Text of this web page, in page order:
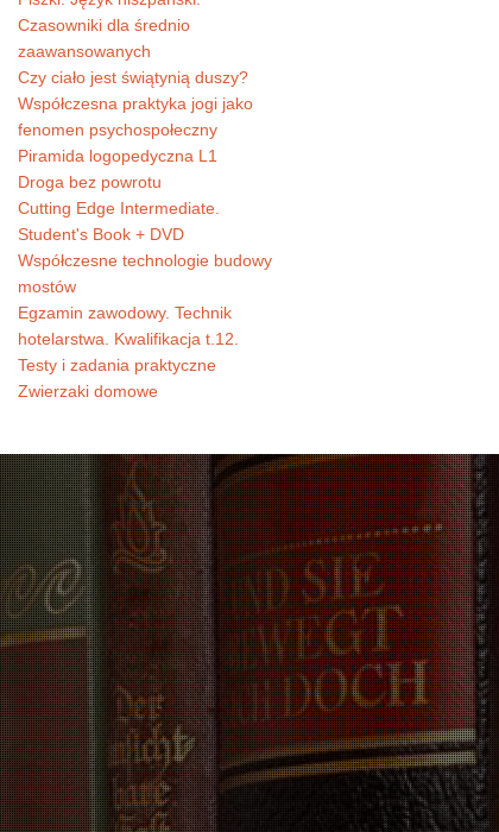
Czasowniki dla średnio
zaawansowanych
Czy ciało jest świątynią duszy?
Współczesna praktyka jogi jako
fenomen psychospołeczny
Piramida logopedyczna L1
Droga bez powrotu
Cutting Edge Intermediate.
Student's Book + DVD
Współczesne technologie budowy
mostów
Egzamin zawodowy. Technik
hotelarstwa. Kwalifikacja t.12.
Testy i zadania praktyczne
Zwierzaki domowe